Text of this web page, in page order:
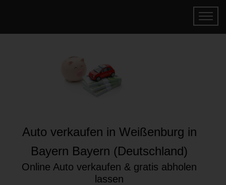
Auto verkaufen in Weißenburg in
Bayern Bayern (Deutschland)
Online Auto verkaufen & gratis abholen
lassen